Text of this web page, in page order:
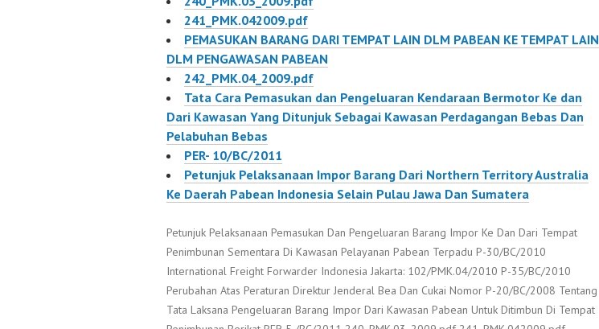
241_PMK.042009.pdf
PEMASUKAN BARANG DARI TEMPAT LAIN DLM PABEAN KE TEMPAT LAIN
DLM PENGAWASAN PABEAN
242_PMK.04_2009.pdf
Tata Cara Pemasukan dan Pengeluaran Kendaraan Bermotor Ke dan
Dari Kawasan Yang Ditunjuk Sebagai Kawasan Perdagangan Bebas Dan
Pelabuhan Bebas
PER- 10/BC/2011
Petunjuk Pelaksanaan Impor Barang Dari Northern Territory Australia
Ke Daerah Pabean Indonesia Selain Pulau Jawa Dan Sumatera
Petunjuk Pelaksanaan Pemasukan Dan Pengeluaran Barang Impor Ke Dan Dari Tempat
Penimbunan Sementara Di Kawasan Pelayanan Pabean Terpadu P-30/BC/2010
International Freight Forwarder Indonesia Jakarta: 102/PMK.04/2010 P-35/BC/2010
Perubahan Atas Peraturan Direktur Jenderal Bea Dan Cukai Nomor P-20/BC/2008 Tentang
Tata Laksana Pengeluaran Barang Impor Dari Kawasan Pabean Untuk Ditimbun Di Tempat